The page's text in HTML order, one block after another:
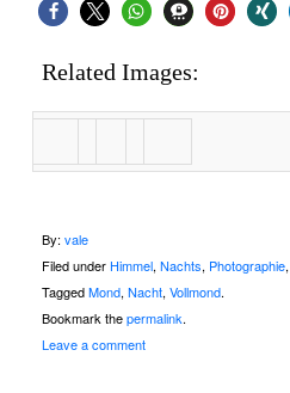
Related Images:
By: vale
Filed under Himmel,Nachts, Photographie,
TaggedMond,Nacht,Vollmond.
Bookmark thepermalink.
Leave a comment